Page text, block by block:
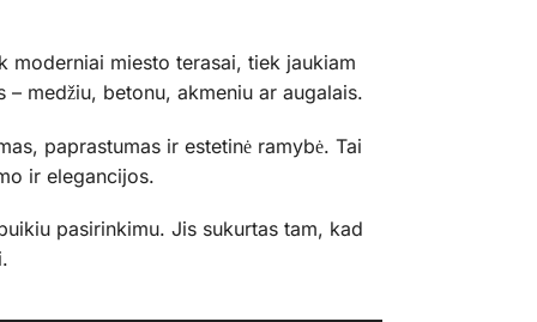
moderniai miesto terasai, tiek jaukiam
medžiu, betonu, akmeniu ar augalais.
paprastumas ir estetinė ramybė. Tai
ir elegancijos.
pasirinkimu. Jis sukurtas tam, kad